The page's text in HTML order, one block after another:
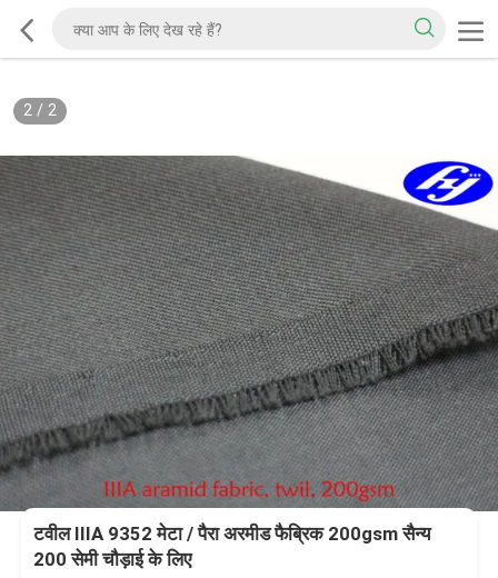
2/ 2
टवील IIIA 9352 मेटा / पैरा अरमीड फैब्रिक 200gsm सैन्य
200 सेमी चौड़ाई के लिए